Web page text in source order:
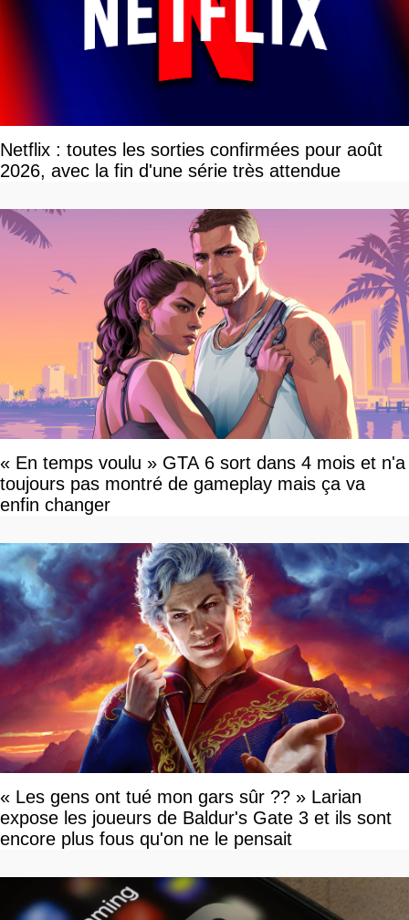
Netflix : toutes les sorties confirmées pour août
2026, avec la fin d'une série très attendue
« En temps voulu » GTA 6 sort dans 4 mois et n'a
toujours pas montré de gameplay mais ça va
enfin changer
« Les gens ont tué mon gars sûr ?? » Larian
expose les joueurs de Baldur's Gate 3 et ils sont
encore plus fous qu'on ne le pensait